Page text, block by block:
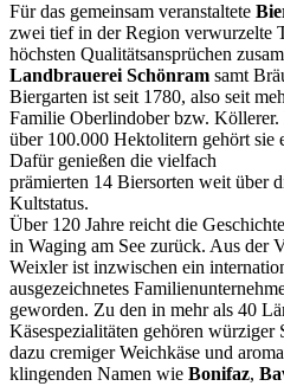
Für das gemeinsam veranstaltete
zwei tief in der Region verwurzelte
höchsten Qualitätsansprüchen
Landbrauerei Schönram samt
Biergarten ist seit 1780, also seit
Familie Oberlindober bzw.
über 100.000 Hektolitern gehört sie
Dafür genießen die vielfach
prämierten 14 Biersorten weit über
Kultstatus.
Über 120 Jahre reicht die
in Waging am See zurück. Aus der
Weixler ist inzwischen ein
ausgezeichnetes
geworden. Zu den in mehr als 40
Käsespezialitäten gehören würziger
dazu cremiger Weichkäse und
klingenden Namen wie Bonifaz,